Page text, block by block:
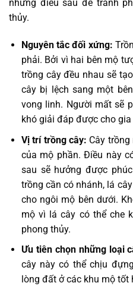
những điều sau để tránh
thủy.
Nguyên tắc đối xứng:
phải. Bởi vì hai bên mộ
trồng cây đều nhau sẽ
cây bị lệch sang một
vong linh. Người mất sẽ
khó giải đáp được cho
Vị trí trồng cây: Cây
của mộ phần. Điều này
sau sẽ hưởng được
trồng cần có nhánh, lá
cho ngôi mộ bên dưới.
mộ vì lá cây có thể che
phong thủy.
Ưu tiên chọn những loại
cây này có thể chịu
lòng đất ở các khu mộ tốt